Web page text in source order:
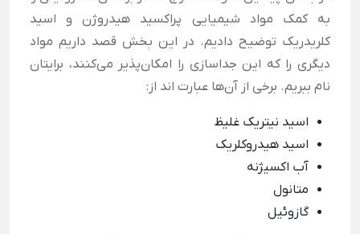
به کمک مواد شیمیایی پراکسید هیدروژن و اسید
کلریدریک توضیح دادیم. در این بخش قصد داریم مواد
دیگری را که این جداسازی را امکان‌پذیر می‌کنند، برایتان
نام ببریم. برخی از آن‌ها عبارت اند از:
اسید نیتریک غلیظ
اسید هیدروکلریک
آب اکسیژنه
متانول
گازوئیل